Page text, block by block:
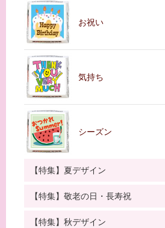
お祝い
気持ち
シーズン
【特集】夏デザイン
【特集】敬老の日・長寿祝
【特集】秋デザイン